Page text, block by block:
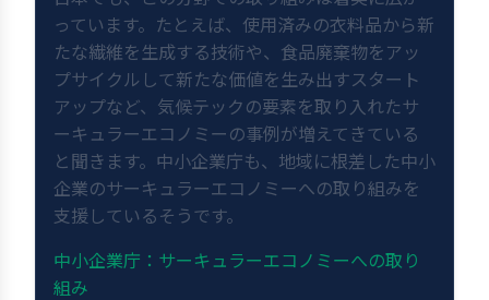
っています。たとえば、使用済みの衣料品から新
たな繊維を生成する技術や、食品廃棄物をアッ
プサイクルして新たな価値を生み出すスタート
アップなど、気候テックの要素を取り入れたサ
ーキュラーエコノミーの事例が増えてきている
と聞きます。中小企業庁も、地域に根差した中小
企業のサーキュラーエコノミーへの取り組みを
支援しているそうです。
中小企業庁：サーキュラーエコノミーへの取り
組み